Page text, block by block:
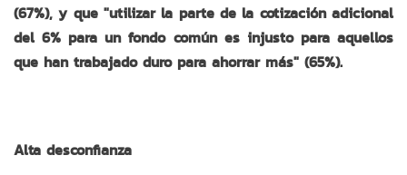
(67%), y que "utilizar la parte de la cotización adicional
del 6% para un fondo común es injusto para aquellos
que han trabajado duro para ahorrar más" (65%).
Alta desconfianza